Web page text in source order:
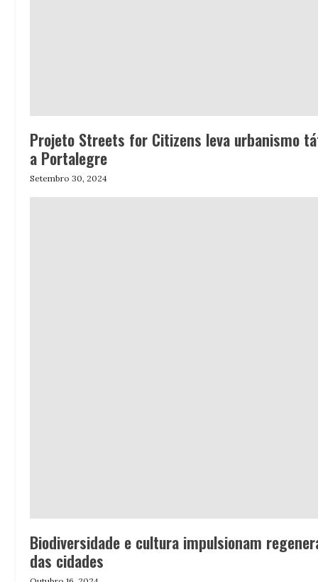
Projeto Streets for Citizens leva urbanismo
a Portalegre
Setembro 30, 2024
Biodiversidade e cultura impulsionam
das cidades